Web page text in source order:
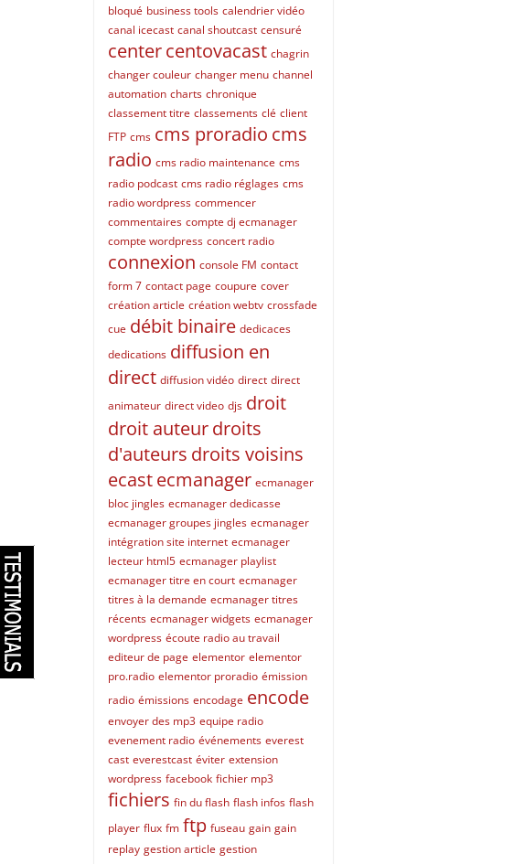
bloqué business tools calendrier vidéo
canal icecast canal shoutcast censuré
centercentovacast chagrin
changer couleur changer menu channel
automation charts chronique
classement titre classements clé client
FTP cms cms proradio cms
radio cms radio maintenance cms
radio podcast cms radio réglages cms
radio wordpress commencer
commentaires compte dj ecmanager
compte wordpress concert radio
connexion console FM contact
form 7 contact page coupure cover
création article création webtv crossfade
cue débit binaire dedicaces
dedications diffusion en
direct diffusion vidéo direct direct
animateur direct video djs droit
droit auteurdroits
d'auteurs droits voisins
ecastecmanager ecmanager
bloc jingles ecmanager dedicasse
ecmanager groupes jingles ecmanager
intégration site internet ecmanager
lecteur html5 ecmanager playlist
ecmanager titre en court ecmanager
titres à la demande ecmanager titres
récents ecmanager widgets ecmanager
wordpress écoute radio au travail
editeur de page elementor elementor
pro.radio elementor proradio émission
radio émissions encodage encode
envoyer des mp3 equipe radio
evenement radio événements everest
cast everestcast éviter extension
wordpress facebook fichier mp3
fichiers fin du flash flash infos flash
player flux fm ftp fuseau gain gain
replay gestion article gestion